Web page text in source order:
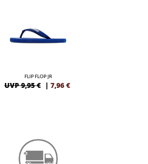
FLIP FLOP JR
UVP 9,95 € | 7,96 €